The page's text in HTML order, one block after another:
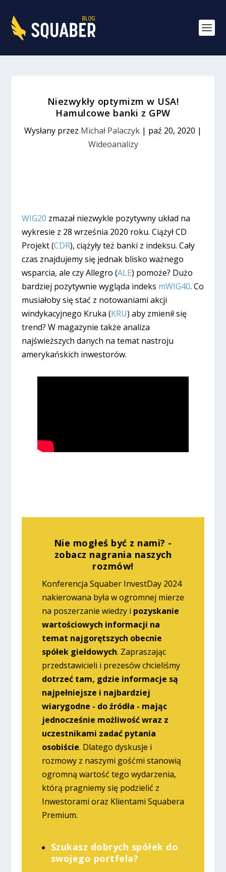
Niezwykły optymizm w USA!
Hamulcowe banki z GPW
Wysłany przez Michał Palaczyk | paź 20, 2020 |
Wideoanalizy
WIG20 zmazał niezwykle pozytywny układ na
wykresie z 28 września 2020 roku. Ciążył CD
Projekt (CDR), ciążyły też banki z indeksu. Cały
czas znajdujemy się jednak blisko ważnego
wsparcia, ale czy Allegro (ALE) pomoże? Dużo
bardziej pozytywnie wygląda indeks mWIG40. Co
musiałoby się stać z notowaniami akcji
windykacyjnego Kruka (KRU) aby zmienił się
trend? W magazynie także analiza
najświeższych danych na temat nastroju
amerykańskich inwestorów.
Nie mogłeś być z nami? -
zobacz nagrania naszych
rozmów!
Konferencja Squaber InvestDay 2024
nakierowana była w ogromnej mierze
na poszerzanie wiedzy i pozyskanie
wartościowych informacji na
temat najgorętszych obecnie
spółek giełdowych. Zapraszając
przedstawicieli i prezesów chcieliśmy
dotrzeć tam, gdzie informacje są
najpełniejsze i najbardziej
wiarygodne - do źródła - mając
jednocześnie możliwość wraz z
uczestnikami zadać pytania
osobiście. Dlatego dyskusje i
rozmowy z naszymi gośćmi stanowią
ogromną wartość tego wydarzenia,
którą pragniemy się podzielić z
Inwestorami oraz Klientami Squabera
Premium.
Szukasz dobrych spółek do
swojego portfela?